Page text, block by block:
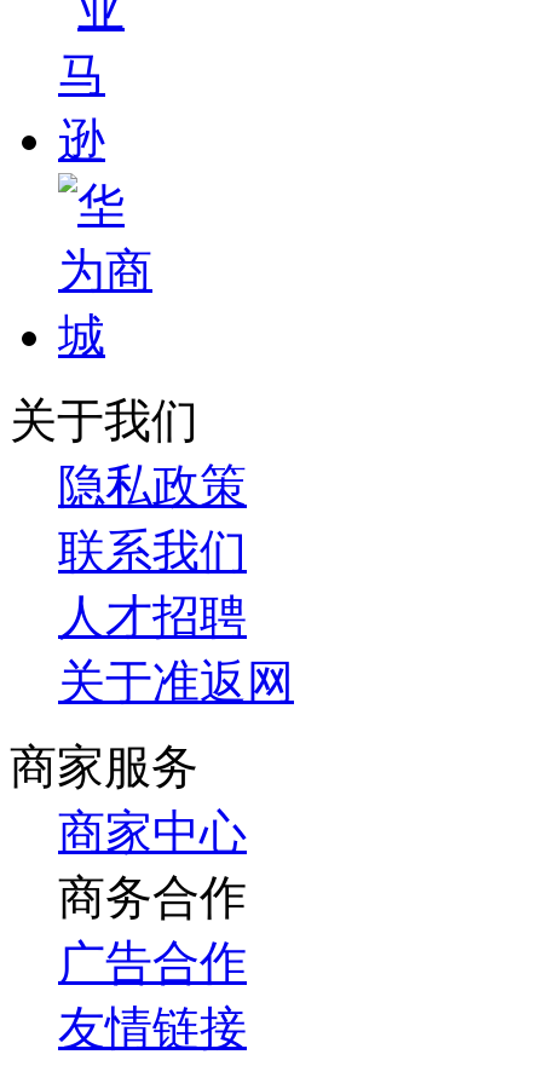
关于我们
隐私政策
联系我们
人才招聘
关于准返网
商家服务
商家中心
商务合作
广告合作
友情链接